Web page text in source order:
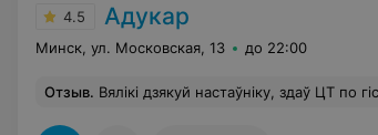
4.5 Адукар
Минск, ул. Московская, 13 до 22:00
Отзыв. Вялікі дзякуй настаўніку, здаў ЦТ по гісторыі Беларусі